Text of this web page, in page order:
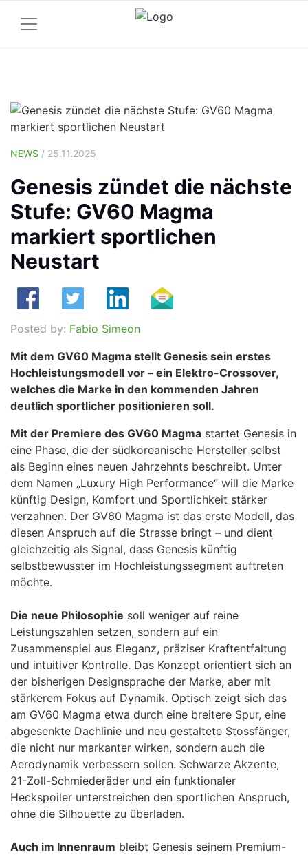
NEWS / 25.11.2025
Genesis zündet die nächste
Stufe: GV60 Magma
markiert sportlichen
Neustart
Posted by: Fabio Simeon
Mit dem GV60 Magma stellt Genesis sein erstes
Hochleistungsmodell vor – ein Elektro-Crossover,
welches die Marke in den kommenden Jahren
deutlich sportlicher positionieren soll.
Mit der Premiere des GV60 Magma startet Genesis in
eine Phase, die der südkoreanische Hersteller selbst
als Beginn eines neuen Jahrzehnts beschreibt. Unter
dem Namen „Luxury High Performance“ will die Marke
künftig Design, Komfort und Sportlichkeit stärker
verzahnen. Der GV60 Magma ist das erste Modell, das
diesen Anspruch auf die Strasse bringt – und dient
gleichzeitig als Signal, dass Genesis künftig
selbstbewusster im Hochleistungssegment auftreten
möchte.
Die neue Philosophie soll weniger auf reine
Leistungszahlen setzen, sondern auf ein
Zusammenspiel aus Eleganz, präziser Kraftentfaltung
und intuitiver Kontrolle. Das Konzept orientiert sich an
der bisherigen Designsprache der Marke, aber mit
stärkerem Fokus auf Dynamik. Optisch zeigt sich das
am GV60 Magma etwa durch eine breitere Spur, eine
abgesenkte Dachlinie und neu gestaltete Stossfänger,
die nicht nur markanter wirken, sondern auch die
Aerodynamik verbessern sollen. Schwarze Akzente,
21-Zoll-Schmiederäder und ein funktionaler
Heckspoiler unterstreichen den sportlichen Anspruch,
ohne die Silhouette zu überladen.
Auch im Innenraum bleibt Genesis seinem Premium-